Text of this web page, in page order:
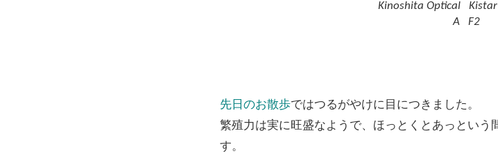
Kinoshita Optical Kistar
A F2
先日のお散歩ではつるがやけに目につきました。
繁殖力は実に旺盛なようで、ほっとくとあっとい
す。